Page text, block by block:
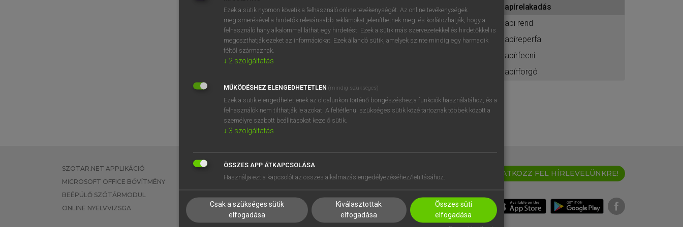
BELÉPÉS
próbaverziójának elindításához
regisztrálok ésbelépek.
REGISZTRÁCIÓ
papírelakadás
papi rend
papíreperfa
papírfecni
papírforgó
SZOTAR.NET APPLIKÁCIÓ
MICROSOFT OFFICE BŐVÍTMÉNY
BEÉPÜLŐ SZÓTÁRMODUL
ONLINE NYELVVIZSGA
EGYÉNI FELHASZNÁLÓKNAK
TANULÓKNAK
VÁLLALATI MEGOLDÁSOK
SÚGÓ
RÓLUNK
SÜTI BEÁLLÍTÁSOK
IRATKOZZ FEL HÍRLEVELÜNKRE!
Ezek a sütik nyomon követik a felhasználó online tevékenységét. Az online tevékenységek
megismerésével a hirdetők relevánsabb reklámokat jeleníthetnek meg, és korlátozhatják, hogy a
felhasználó hány alkalommal láthat egy hirdetést. Ezek a sütik más szervezetekkel és hirdetőkkel is
megoszthatják ezeket az információkat. Ezek állandó sütik, amelyek szinte mindig egy harmadik
féltől származnak.
↓ 2 szolgáltatás
MŰKÖDÉSHEZ ELENGEDHETETLEN (mindig szükséges)
Ezek a sütik elengedhetetlenek az oldalunkon történő böngészéshez,a funkciók használatához, és a
felhasználók nem tilthatják le azokat. A feltétlenül szükséges sütik közé tartoznak többek között a
személyre szabott beállításokat kezelő sütik.
↓ 3 szolgáltatás
ÖSSZES APP ÁTKAPCSOLÁSA
Használja ezt a kapcsolót az összes alkalmazás engedélyezéséhez/letiltásához.
Csak a szükséges sütik
elfogadása
Kiválasztottak
elfogadása
Összes süti
elfogadása